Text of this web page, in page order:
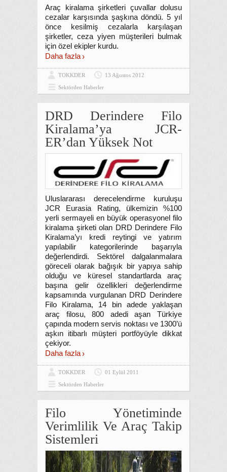
Araç kiralama şirketleri çuvallar dolusu
cezalar karşısında şaşkına döndü. 5 yıl
önce kesilmiş cezalarla karşılaşan
şirketler, ceza yiyen müşterileri bulmak
için özel ekipler kurdu.
Daha fazla
TOKKDER
13 Ağustos 2012
Sektörden Haberler
DRD Derindere Filo
Kiralama’ya JCR-
ER’dan Yüksek Not
Uluslararası derecelendirme kuruluşu
JCR Eurasia Rating, ülkemizin %100
yerli sermayeli en büyük operasyonel filo
kiralama şirketi olan DRD Derindere Filo
Kiralama’yı kredi reytingi ve yatırım
yapılabilir kategorilerinde başarıyla
değerlendirdi. Sektörel dalgalanmalara
göreceli olarak bağışık bir yapıya sahip
olduğu ve küresel standartlarda araç
başına gelir özellikleri değerlendirme
kapsamında vurgulanan DRD Derindere
Filo Kiralama, 14 bin adede yaklaşan
araç filosu, 800 adedi aşan Türkiye
çapında modern servis noktası ve 1300’ü
aşkın itibarlı müşteri portföyüyle dikkat
çekiyor.
Daha fazla
TOKKDER
01 Eylül 2011
Sektörden Haberler
Filo Yönetiminde
Verimlilik Ve Araç Takip
Sistemleri